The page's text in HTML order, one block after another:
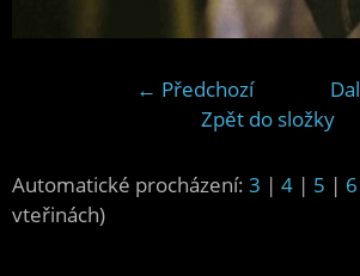
← Předchozí
Zpět do složky
Automatické procházení: 3 | 4 | 5 | 6
vteřinách)